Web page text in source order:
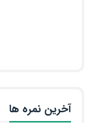
آخرین نمره ها